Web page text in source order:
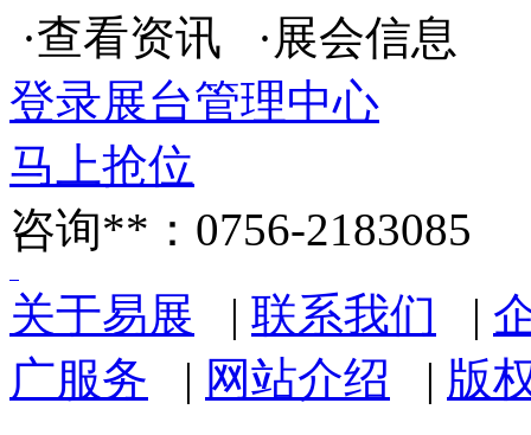
·查看资讯 ·展会信息
登录展台管理中心
马上抢位
咨询**：0756-2183085
关于易展 | 联系我们 |
广服务 | 网站介绍 | 版